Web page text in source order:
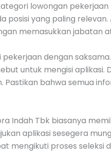
lowongan
yang paling
memasukkan jabatan
dengan
untuk mengisi
bahwa semua
Indah Tbk biasanya
aplikasi sesegera
mengikuti proses seleksi